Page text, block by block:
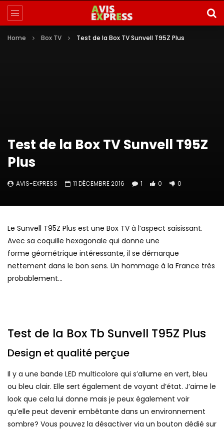
Home Box TV Test de la Box TV Sunvell T95Z Plus
Test de la Box TV Sunvell T95Z
Plus
AVIS-EXPRESS 11 DÉCEMBRE 2016 1 0 0
Le Sunvell T95Z Plus est une Box TV à l’aspect saisissant.
Avec sa coquille hexagonale qui donne une
forme géométrique intéressante, il se démarque
nettement dans le bon sens. Un hommage à la France très
probablement…
Test de la Box Tb Sunvell T95Z Plus
Design et qualité perçue
Il y a une bande LED multicolore qui s’allume en vert, bleu
ou bleu clair. Elle sert également de voyant d’état. J’aime le
look que cela lui donne mais je peux également voir
qu’elle peut devenir embêtante dans un environnement
sombre? Vous pouvez la désactiver via un bouton dédié sur